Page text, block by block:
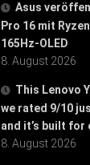
Asus
Pro 16 mit
165Hz-OLED
8. August 2026
This Lenovo
we rated 9/10
and it’s built for
8. August 2026